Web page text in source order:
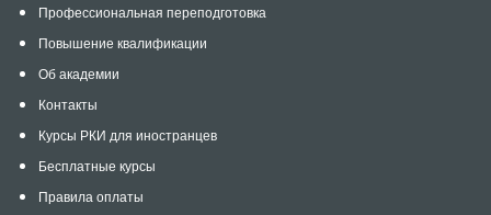
Профессиональная переподготовка
Повышение квалификации
Об академии
Контакты
Курсы РКИ для иностранцев
Бесплатные курсы
Правила оплаты